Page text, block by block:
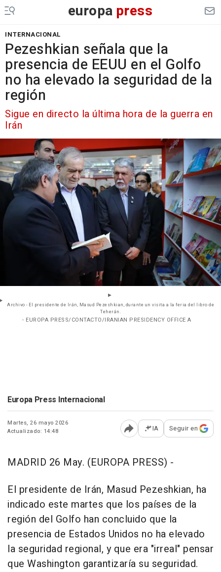
europa press
INTERNACIONAL
Pezeshkian señala que la
presencia de EEUU en el Golfo
no ha elevado la seguridad de la
región
Sigue en directo la última hora de la guerra en
Irán
Archivo - El presidente de Irán, Masud Pezeshkian, durante un visita a la feria del libro de
Teherán.
- EUROPA PRESS/CONTACTO/IRANIAN PRESIDENCY OFFICE A
Europa Press Internacional
Martes, 26 mayo 2026
Actualizado: 14:48
Abrir opciones para
IA Seguir en
MADRID 26 May. (EUROPA PRESS) -
El presidente de Irán, Masud Pezeshkian, ha
indicado este martes que los países de la
región del Golfo han concluido que la
presencia de Estados Unidos no ha elevado
la seguridad regional, y que era "irreal" pensar
que Washington garantizaría su seguridad.